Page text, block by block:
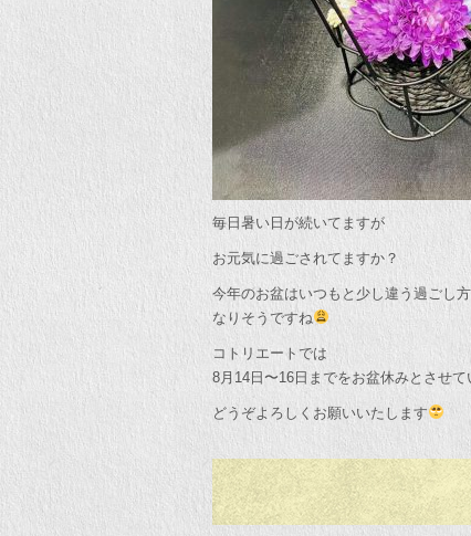
毎日暑い日が続いてますが
お元気に過ごされてますか？
今年のお盆はいつもと少し違う過ごし
なりそうですね
コトリエートでは
8月14日〜16日までをお盆休みとさせて
どうぞよろしくお願いいたします